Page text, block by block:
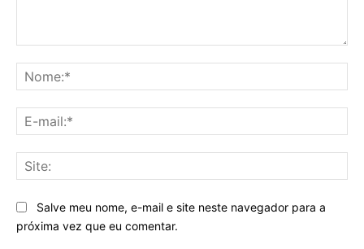
Salve meu nome, e-mail e site neste navegador para a
próxima vez que eu comentar.